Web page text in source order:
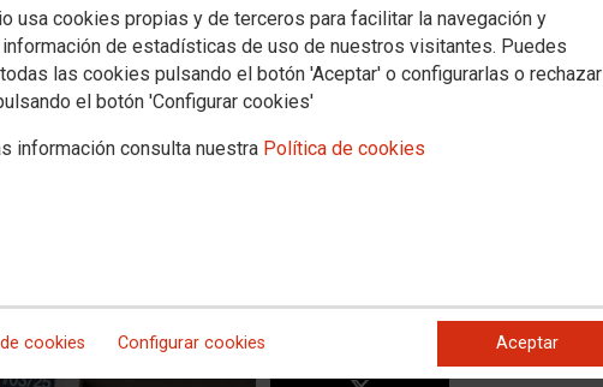
usa cookies propias y de terceros para facilitar la navegación y
de estadísticas de uso de nuestros visitantes. Puedes
las cookies pulsando el botón 'Aceptar' o configurarlas o rechazar
el botón 'Configurar cookies'
información consulta nuestra Política de cookies
cookies Configurar cookies Aceptar
la lucha por los
y contra la siniestralidad
año de CCOO del Hábitat
hace un repaso de los logros y reivindicaciones de